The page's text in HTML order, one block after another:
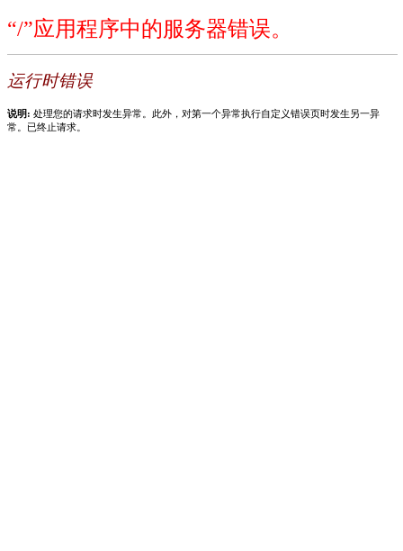
“/”应用程序中的服务器错误。
运行时错误
说明: 处理您的请求时发生异常。此外，对第一个异常执行自定义错误页时发生另一异
常。已终止请求。